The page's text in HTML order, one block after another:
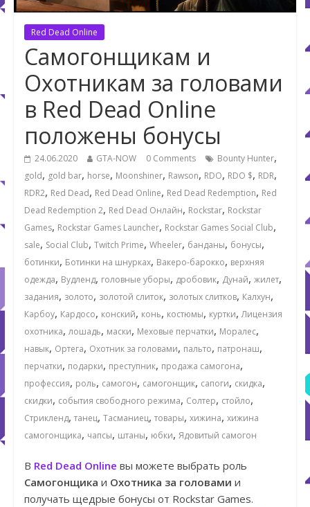
Red Dead Online
Самогонщикам и
Охотникам за головами
в Red Dead Online
положены бонусы
24.06.2020 GTA-NOW 0 Comments Bounty Hunter,
gold, gold bar, horse, Moonshiner, Rawson, RDO, RDO $, RDR,
RDR2, Red Dead, Red Dead Online, Red Dead Redemption, Red
Dead Redemption 2, Red Dead Онлайн, Rockstar, Rockstar
Games, Rockstar Games Launcher, Rockstar Games Social Club,
sale, Social Club, Twitch Prime, Wheeler, банданы, бонусы,
ботинки, Ботинки на шнурках, Вакеро-барокко, верхняя
одежда, Вудленд, головные уборы, дробовик, Дунай, жилет,
задания, золото, золотой слиток, золотых слитков, Калхун,
Карбоу, Кардосо, конский, конь, костюмы, куртки,Лицензия
охотника, лошадь, маски, Меховые перчатки, Моралес,
навык, Ортега, Охотник за головами, пальто, патронаш,
перчатки, подарки, преступник, продажа самогона,
профессия, роль, самогон, самогонщик, сапоги, скидка,
скидки, события свободного режима, Солтер, стойло,
Стрикленд, танец, Тасманиец, товары, хижина, хижина
самогонщика, чапсы, штаны, юбки, Ядовитый самогон
В Red Dead Online вы можете выбрать роль
Самогонщика и Охотника за головами и
получать щедрые бонусы от Rockstar Games.